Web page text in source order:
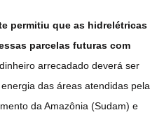
permitiu que as hidrelétricas
parcelas futuras com
arrecadado deverá ser
das áreas atendidas pela
da Amazônia (Sudam) e